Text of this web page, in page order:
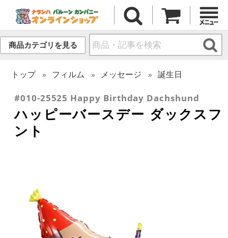
商品カテゴリを見る
トップ フィルム メッセージ 誕生日
#010-25525 Happy Birthday Dachshund
ハッピーバースデー ダックスフ
ント